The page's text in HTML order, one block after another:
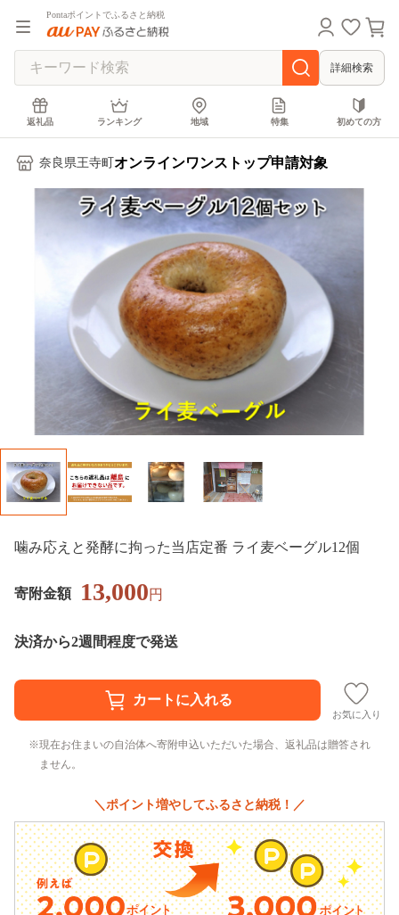
Pontaポイントでふるさと納税
詳細検索
返礼品 ランキング 地域 特集 初めての方
奈良県王寺町 オンラインワンストップ申請対象
噛み応えと発酵に拘った当店定番 ライ麦ベーグル12個
寄附金額 13,000円
決済から2週間程度で発送
お気に入り
現在お住まいの自治体へ寄附申込いただいた場合、返礼品は贈答され
ません。
＼ポイント増やしてふるさと納税！／